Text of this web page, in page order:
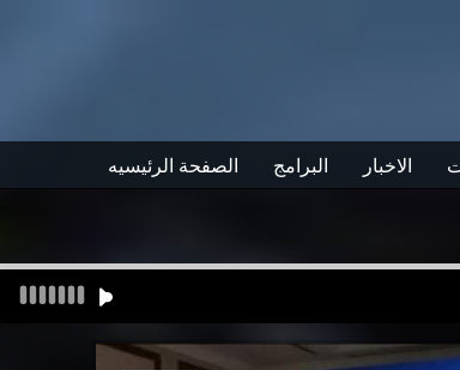
الصفحة الرئيسيه البرامج الاخبار